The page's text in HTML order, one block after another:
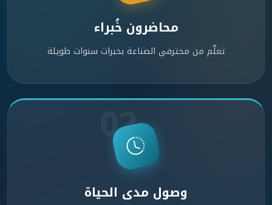
محاضرون خُبراء
تعلّم من محترفي الصناعة بخبرات سنوات طويلة
02
وصول مدى الحياة